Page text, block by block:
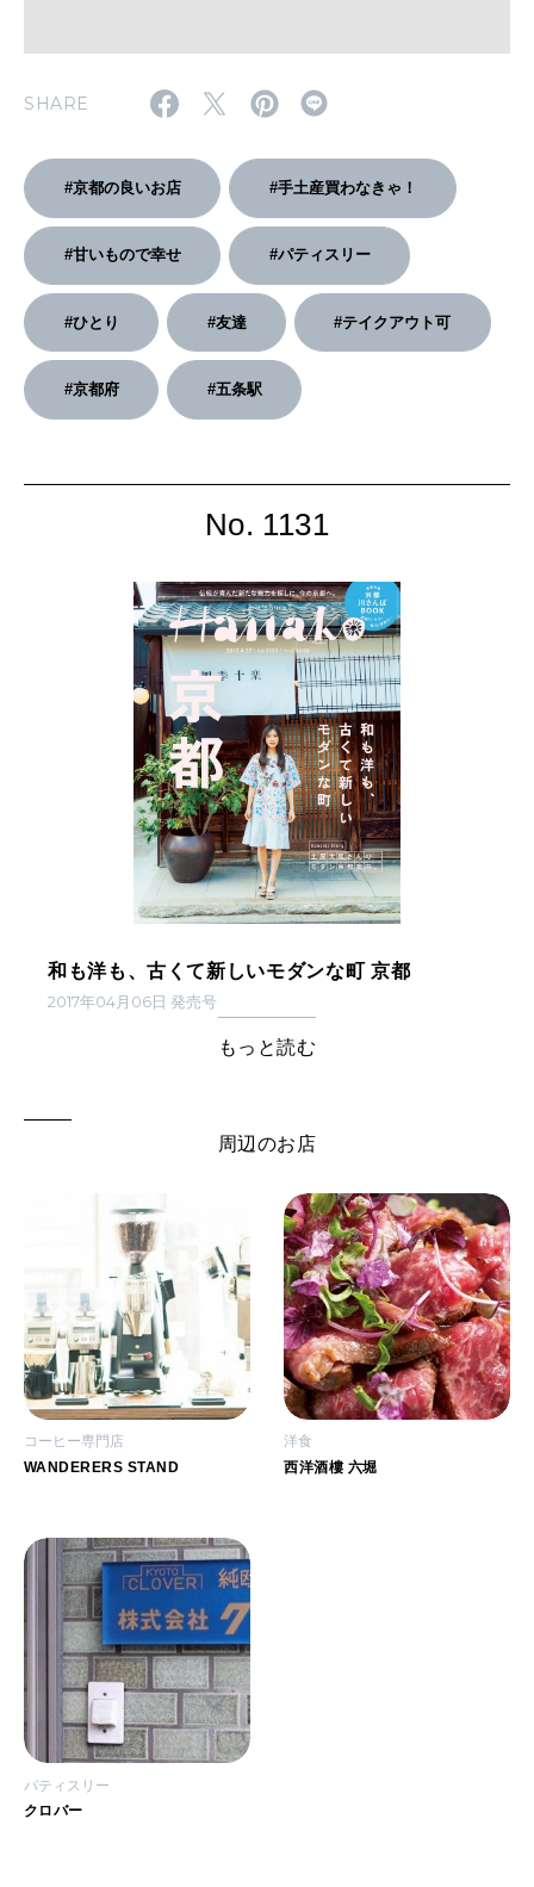
2026年8月号『お茶の時間です。』
2026年7月号「鎌倉 ローカルが 教えてくれた 本当の歩き方。」
2026年6月号「大銀座 トレンドが生まれる 新しい一流店へ。」
2026年5月号「“大好き”に出会いに。韓国」
2026年4月号「未来をつくる、学びの教科書。」
2026年3月号「スイーツ予想図 2026」
2026年2月号「良運を掴む 新・開運術。」
2025年12月号「お酒の新常識。」
MAGAZINE
FOLLOW US!
SHARE
#京都の良いお店 #手土産買わなきゃ！
#甘いもので幸せ #パティスリー
#ひとり #友達 #テイクアウト可
#京都府 #五条駅
No. 1131
和も洋も、古くて新しいモダンな町 京都
2017年04月06日 発売号
もっと読む
周辺のお店
コーヒー専門店
WANDERERS STAND
洋食
西洋酒樓 六堀
パティスリー
クロバー